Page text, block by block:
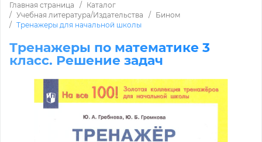
Главная страница
Каталог
Учебная литература/Издательства
Бином
Тренажеры для начальной школы
Тренажеры по математике 3
класс. Решение задач